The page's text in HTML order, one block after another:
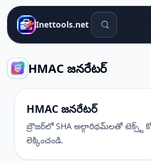
Inettools.net శోధన సాధనాలు
HMAC జనరేటర్
HMAC జనరేటర్
బ్రౌజర్‌లో SHA అల్గారిథమ్‌లతో టెక్స్ట్
లెక్కించండి.